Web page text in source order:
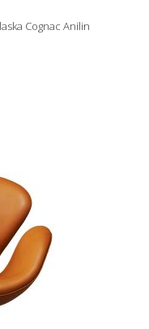
Cognac Anilin